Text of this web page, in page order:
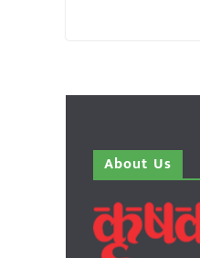
About Us